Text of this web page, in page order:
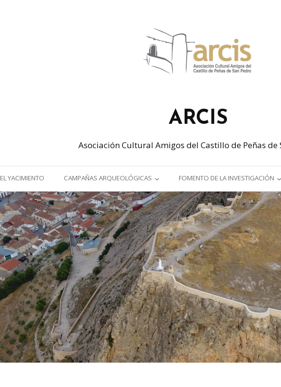
ARCIS
Asociación Cultural Amigos del Castillo de Peñas de
EL YACIMIENTO CAMPAÑAS ARQUEOLÓGICAS
I Y II CAMPAÑA ARQUEOLÓGICA
(2016-2017)
III Y IV CAMPAÑA
ARQUEOLÓGICA (2018-2019)
V Y VI CAMPAÑA
ARQUEOLÓGICA (2021-2022)
FOMENTO DE LA INVESTIGACIÓN
JORNADAS SOBRE PATRIMONIO
REFERENCIAS BIBLIOGRÁFICAS